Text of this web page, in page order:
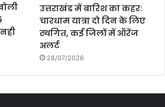
उत्तराखंड में बारिश का कहर:
चारधाम यात्रा दो दिन के लिए
स्थगित, कई जिलों में ऑरेंज
अलर्ट
28/07/2026